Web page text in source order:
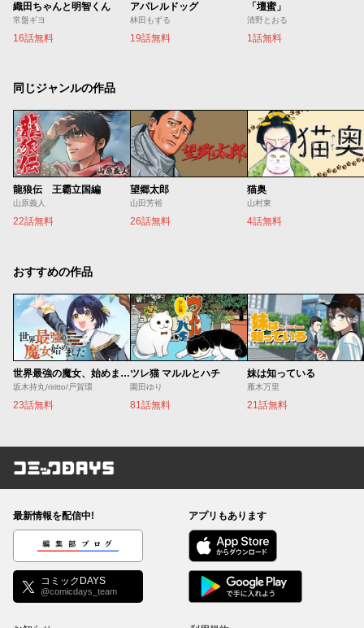
織田ちゃんと明智くん
常盤ギヨ
16話無料
アパレルドッグ
林田もずる
19話無料
「壇蜜」
清野とおる
1話無料
同じジャンルの作品
龍狼伝 王霸立国編
山原義人
22話無料
望郷太郎
山田芳裕
26話無料
猫奥
山村東
4話無料
おすすめの作品
世界最強の魔女、始めました ～私だけ『攻略サイト』を見れる世界で自由に生きます～
坂木持丸/riritto/戸賀環
23話無料
ツレ猫 マルルとハチ
園田ゆり
81話無料
妹は知っている
雁木万里
21話無料
コミックDAYS
最新情報を配信中!
編集部ブログ
コミックDAYS
@comicdays_team
アプリもあります